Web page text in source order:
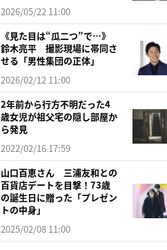
2026/05/22 11:00
《見た目は“瓜二つ”で…》
鈴木亮平 撮影現場に帯同さ
せる「男性集団の正体」
2026/02/12 11:00
2年前から行方不明だった4
歳女児が祖父宅の隠し部屋か
ら発見
2022/02/16 17:59
山口百恵さん 三浦友和との
百貨店デートを目撃！73歳
の誕生日に贈った「プレゼン
トの中身」
2025/02/08 11:00